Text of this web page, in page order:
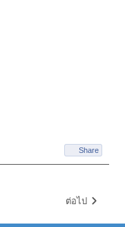
Share
ต่อไป